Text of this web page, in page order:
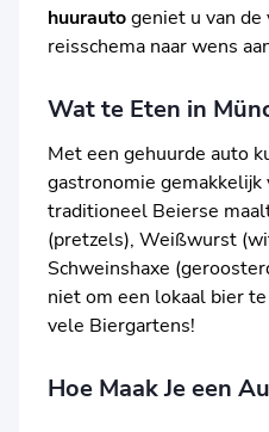
huurautogeniet u van
reisschema naar wens
Wat te Eten in
Met een gehuurde auto
gastronomie gemakkelijk
traditioneel Beierse
(pretzels), Weißwurst
Schweinshaxe
niet om een lokaal bier
vele Biergartens!
Hoe Maak Je een